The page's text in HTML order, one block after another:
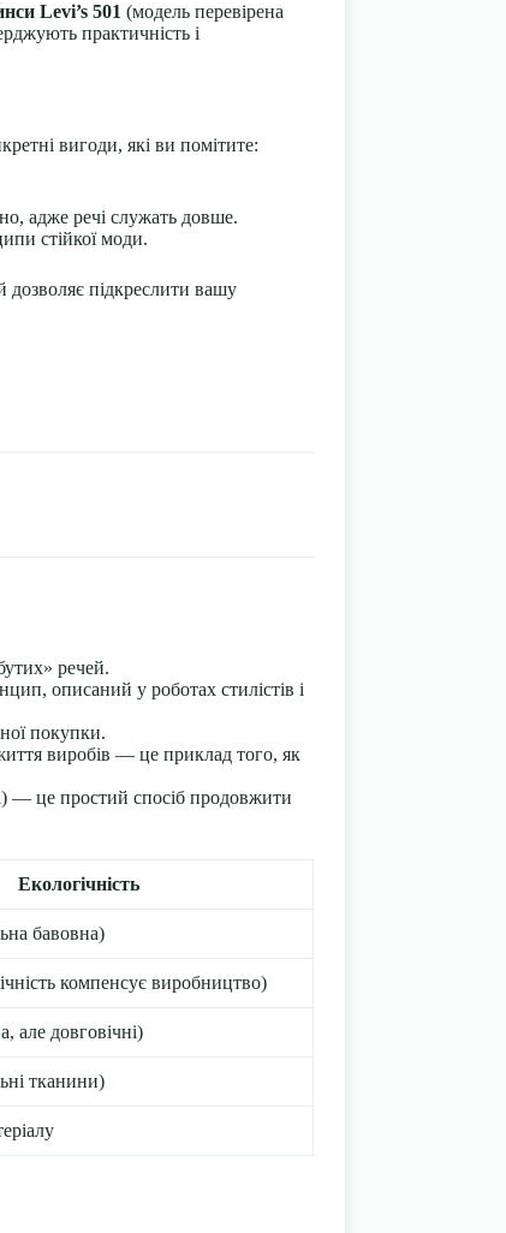
Levi’s 501 (модель перевірена
практичність і
вигоди, які ви помітите:
адже речі служать довше.
стійкої моди.
підкреслити вашу
речей.
описаний у роботах стилістів і
покупки.
виробів — це приклад того, як
— це простий спосіб продовжити
Екологічність
бавовна)
компенсує виробництво)
але довговічні)
тканини)